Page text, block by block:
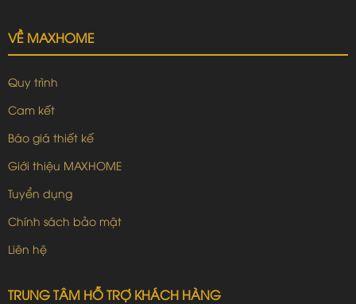
VỀ MAXHOME
Quy trình
Cam kết
Báo giá thiết kế
Giới thiệu MAXHOME
Tuyển dụng
Chính sách bảo mật
Liên hệ
TRUNG TÂM HỖ TRỢ KHÁCH HÀNG